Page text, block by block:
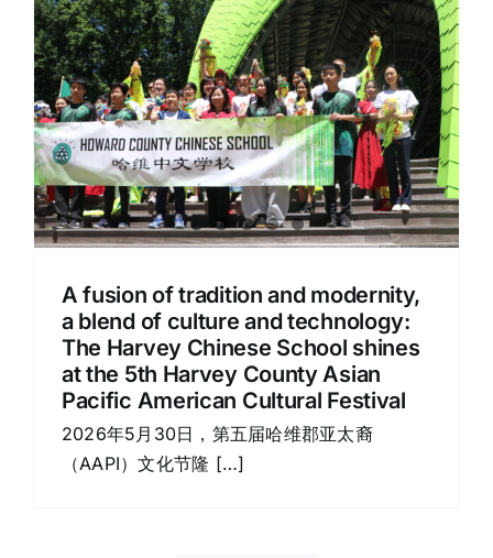
A fusion of tradition and modernity,
a blend of culture and technology:
The Harvey Chinese School shines
at the 5th Harvey County Asian
Pacific American Cultural Festival
2026年5月30日，第五届哈维郡亚太裔
（AAPI）文化节隆 […]